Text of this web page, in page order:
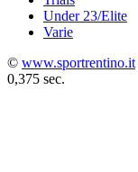
Under 23/Elite
Varie
© www.sportrentino.it
0,375 sec.